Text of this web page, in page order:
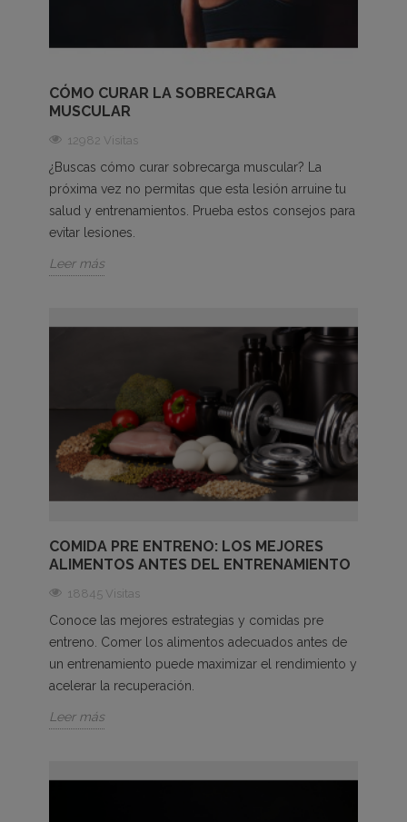
CÓMO CURAR LA SOBRECARGA
MUSCULAR
12982 Visitas
¿Buscas cómo curar sobrecarga muscular? La
próxima vez no permitas que esta lesión arruine tu
salud y entrenamientos. Prueba estos consejos para
evitar lesiones.
Leer más
COMIDA PRE ENTRENO: LOS MEJORES
ALIMENTOS ANTES DEL ENTRENAMIENTO
18845 Visitas
Conoce las mejores estrategias y comidas pre
entreno. Comer los alimentos adecuados antes de
un entrenamiento puede maximizar el rendimiento y
acelerar la recuperación.
Leer más